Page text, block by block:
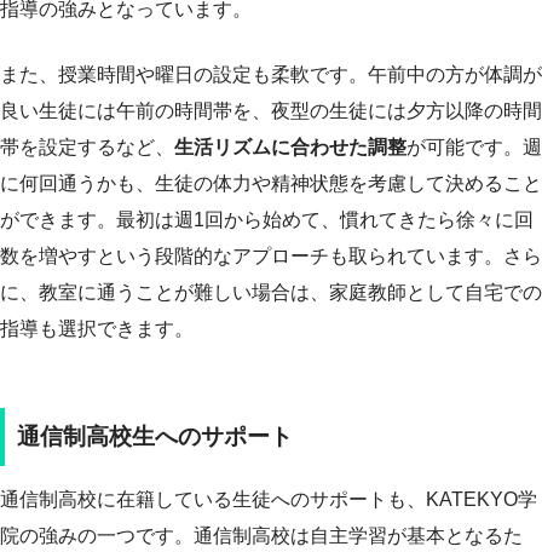
指導の強みとなっています。
また、授業時間や曜日の設定も柔軟です。午前中の方が体調が
良い生徒には午前の時間帯を、夜型の生徒には夕方以降の時間
帯を設定するなど、 生活リズムに合わせた調整が可能です。週
に何回通うかも、生徒の体力や精神状態を考慮して決めること
ができます。最初は週1回から始めて、慣れてきたら徐々に回
数を増やすという段階的なアプローチも取られています。さら
に、教室に通うことが難しい場合は、家庭教師として自宅での
指導も選択できます。
通信制高校生へのサポート
通信制高校に在籍している生徒へのサポートも、KATEKYO学
院の強みの一つです。通信制高校は自主学習が基本となるた